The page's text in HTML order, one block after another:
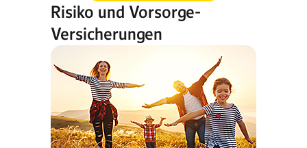
Risiko und Vorsorge-
Versicherungen